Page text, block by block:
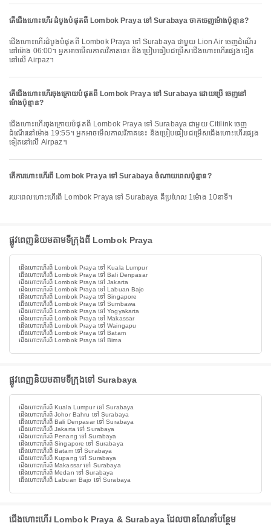
តើជើងហោះហើរ ដំបូងបំផុតពី Lombok Praya ទៅ Surabaya ចាកចេញម៉ោងប៉ុន្មាន?
ជើងហោះហើរដំបូងបំផុតពី Lombok Praya ទៅ Surabaya ជាមួយ Lion Air ចេញដំណើរ
នៅម៉ោង 06:00។ អ្នកអាចមើលកាលវិភាគនេះ និងប្រៀបធៀបជម្រើសជើងហោះហើរផ្សេងទៀត
នៅលើ Airpaz។
តើជើងហោះហើរចុងក្រោយបំផុតពី Lombok Praya ទៅ Surabaya ដោយប្រើ ចេញនៅ
ម៉ោងប៉ុន្មាន?
ជើងហោះហើរចុងក្រោយបំផុតពី Lombok Praya ទៅ Surabaya ជាមួយ Citilink ចេញ
ដំណើរនៅម៉ោង 19:55។ អ្នកអាចមើលកាលវិភាគនេះ និងប្រៀបធៀបជម្រើសជើងហោះហើរផ្សេង
ទៀតនៅលើ Airpaz។
តើការហោះហើរពី Lombok Praya ទៅ Surabaya ចំណាយពេលប៉ុន្មាន?
រយៈពេលហោះហើរពី Lombok Praya ទៅ Surabaya គឺប្រហែល 1ម៉ោង 10នាទី។
ផ្លូវពេញនិយមតាមទីក្រុងពី Lombok Praya
ជើងហោះហើរពី Lombok Praya ទៅ Kuala Lumpur
ជើងហោះហើរពី Lombok Praya ទៅ Bali Denpasar
ជើងហោះហើរពី Lombok Praya ទៅ Jakarta
ជើងហោះហើរពី Lombok Praya ទៅ Labuan Bajo
ជើងហោះហើរពី Lombok Praya ទៅ Singapore
ជើងហោះហើរពី Lombok Praya ទៅ Sumbawa
ជើងហោះហើរពី Lombok Praya ទៅ Yogyakarta
ជើងហោះហើរពី Lombok Praya ទៅ Makassar
ជើងហោះហើរពី Lombok Praya ទៅ Waingapu
ជើងហោះហើរពី Lombok Praya ទៅ Batam
ជើងហោះហើរពី Lombok Praya ទៅ Bima
ផ្លូវពេញនិយមតាមទីក្រុងទៅ Surabaya
ជើងហោះហើរពី Kuala Lumpur ទៅ Surabaya
ជើងហោះហើរពី Johor Bahru ទៅ Surabaya
ជើងហោះហើរពី Bali Denpasar ទៅ Surabaya
ជើងហោះហើរពី Jakarta ទៅ Surabaya
ជើងហោះហើរពី Penang ទៅ Surabaya
ជើងហោះហើរពី Singapore ទៅ Surabaya
ជើងហោះហើរពី Batam ទៅ Surabaya
ជើងហោះហើរពី Kupang ទៅ Surabaya
ជើងហោះហើរពី Makassar ទៅ Surabaya
ជើងហោះហើរពី Medan ទៅ Surabaya
ជើងហោះហើរពី Labuan Bajo ទៅ Surabaya
ជើងហោះហើរ Lombok Praya & Surabaya ដែលបានណែនាំបន្ថែម